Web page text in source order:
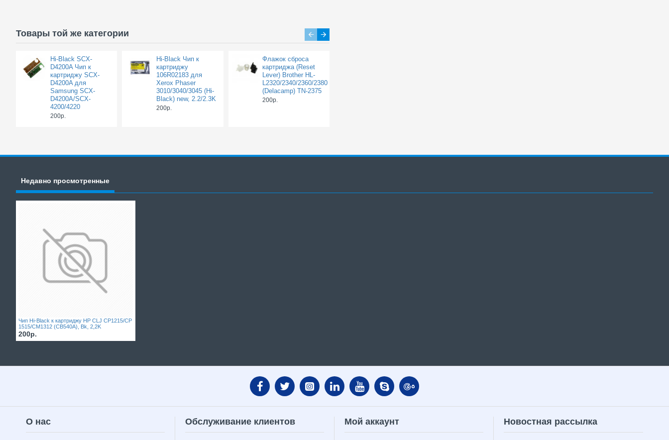
Товары той же категории
Hi-Black SCX-
D4200A Чип к
картриджу SCX-
D4200A для
Samsung SCX-
D4200A/SCX-
4200/4220
200р.
Hi-Black Чип к
картриджу
106R02183 для
Xerox Phaser
3010/3040/3045 (Hi-
Black) new, 2.2/2.3K
200р.
Флажок сброса
картриджа (Reset
Lever) Brother HL-
L2320/2340/2360/2380
(Delacamp) TN-2375
200р.
Недавно просмотренные
Чип Hi-Black к картриджу HP CLJ CP1215/CP
1515/CM1312 (CB540A), Bk, 2,2K
200р.
О нас Обслуживание клиентов Мой аккаунт Новостная рассылка